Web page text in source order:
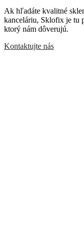
Ak hľadáte kvalitné
kanceláriu, Sklofix je tu
ktorý nám dôverujú.
Kontaktujte nás